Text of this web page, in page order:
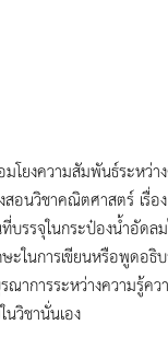
มโยงความสัมพันธ์ระหว่า
อนวิชาคณิตศาสตร์ เรื่อ
บรรจุในกระป๋องน้ำอัดล
ะในการเขียนหรือพูดอธิ
การระหว่างความรู้ควา
วิชานั่นเอง